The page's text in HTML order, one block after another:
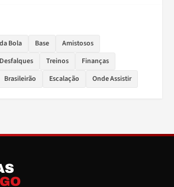
Bola Base
Amistosos
Desfalques Treinos
Finanças
Brasileirão Escalação Onde Assistir